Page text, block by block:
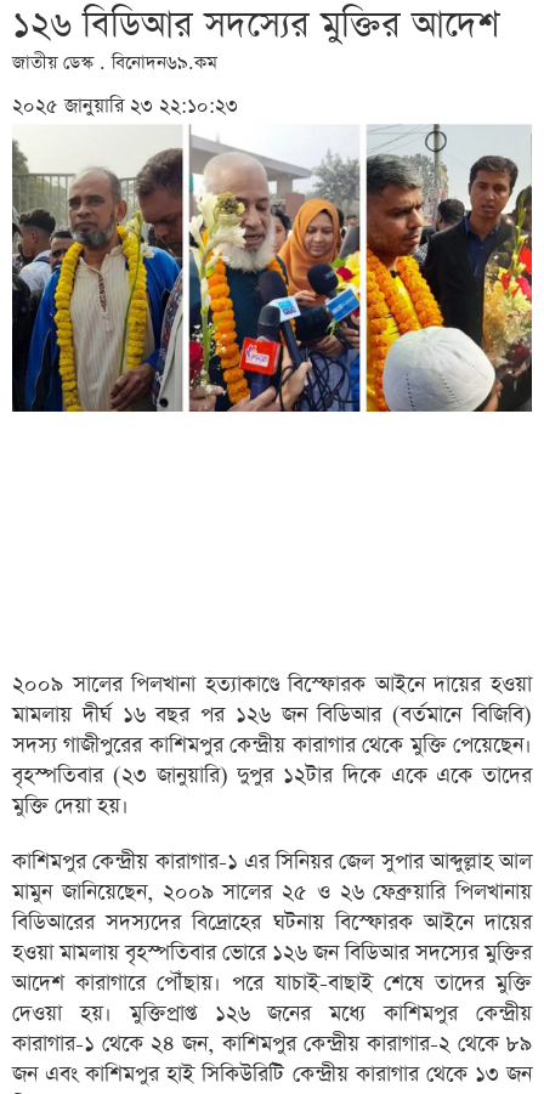
১২৬ বিডিআর সদস্যের মুক্তির আদেশ
জাতীয় ডেস্ক . বিনোদন৬৯.কম
২০২৫ জানুয়ারি ২৩ ২২:১০:২৩
২০০৯ সালের পিলখানা হত্যাকাণ্ডে বিস্ফোরক আইনে দায়ের হওয়া
মামলায় দীর্ঘ ১৬ বছর পর ১২৬ জন বিডিআর (বর্তমানে বিজিবি)
সদস্য গাজীপুরের কাশিমপুর কেন্দ্রীয় কারাগার থেকে মুক্তি পেয়েছেন।
বৃহস্পতিবার (২৩ জানুয়ারি) দুপুর ১২টার দিকে একে একে তাদের
মুক্তি দেয়া হয়।
কাশিমপুর কেন্দ্রীয় কারাগার-১ এর সিনিয়র জেল সুপার আব্দুল্লাহ আল
মামুন জানিয়েছেন, ২০০৯ সালের ২৫ ও ২৬ ফেব্রুয়ারি পিলখানায়
বিডিআরের সদস্যদের বিদ্রোহের ঘটনায় বিস্ফোরক আইনে দায়ের
হওয়া মামলায় বৃহস্পতিবার ভোরে ১২৬ জন বিডিআর সদস্যের মুক্তির
আদেশ কারাগারে পৌঁছায়। পরে যাচাই-বাছাই শেষে তাদের মুক্তি
দেওয়া হয়। মুক্তিপ্রাপ্ত ১২৬ জনের মধ্যে কাশিমপুর কেন্দ্রীয়
কারাগার-১ থেকে ২৪ জন, কাশিমপুর কেন্দ্রীয় কারাগার-২ থেকে ৮৯
জন এবং কাশিমপুর হাই সিকিউরিটি কেন্দ্রীয় কারাগার থেকে ১৩ জন